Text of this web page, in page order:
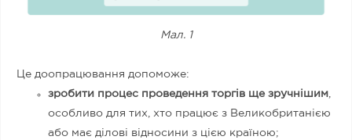
Мал. 1
Це доопрацювання допоможе:
зробити процес проведення торгів ще зручнішим
особливо для тих, хто працює з Великобританією
або має ділові відносини з цією країною;